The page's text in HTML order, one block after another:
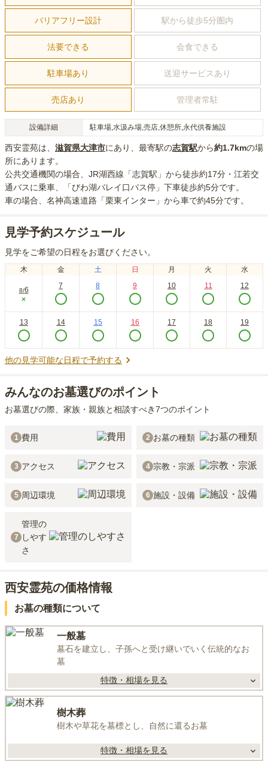
バリアフリー設計 駅から徒歩5分圏内
法要できる 会食できる
駐車場あり 送迎サービスあり
売店あり 管理者常駐
設備詳細 駐車場,水汲み場,売店,休憩所,永代供養施設
西安霊苑は、 滋賀県大津市にあり 、最寄駅の志賀駅から約1.7kmの場
所にあり ます。
公共交通機関の場合、JR湖西線「志賀駅」から徒歩約17分・江若交
通バスに乗車、「びわ湖バレイ口バス停」下車徒歩約5分です。
車の場合、名神高速道路「栗東インター」から車で約45分です。
見学予約スケジュール
見学をご希望の日程をお選びください。
木 金 土 日 月 火 水
8/6
×
7 8 9 10 11 12
13 14 15 16 17 18 19
他の見学可能な日程で予約する
みんなのお墓選びのポイント
お墓選びの際、家族・親族と相談すべき7つのポイント
1 費用 2 お墓の種類
3 アクセス 4 宗教・宗派
5 周辺環境 6 施設・設備
7
管理の
しやす
さ
西安霊苑の価格情報
お墓の種類について
一般墓
墓石を建立し、子孫へと受け継いでいく伝統的なお
墓
特徴・相場を見る
樹木葬
樹木や草花を墓標とし、自然に還るお墓
特徴・相場を見る